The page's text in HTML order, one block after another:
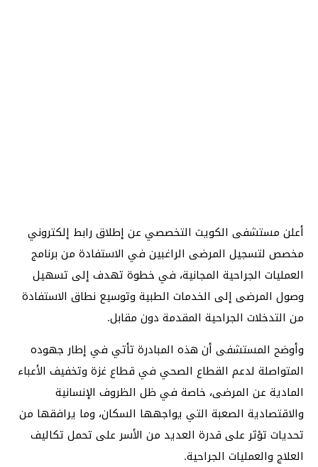
أعلن مستشفى الكويت التخصصي عن إطلاق رابط إلكتروني
مخصص لتسجيل المرضى الراغبين في الاستفادة من برنامج
العمليات الجراحية المجانية، في خطوة تهدف إلى تسهيل
وصول المرضى إلى الخدمات الطبية وتوسيع نطاق الاستفادة
من التدخلات الجراحية المقدمة دون مقابل.
وأوضح المستشفى أن هذه المبادرة تأتي في إطار جهوده
المتواصلة لدعم القطاع الصحي في قطاع غزة وتخفيف الأعباء
المادية عن المرضى، خاصة في ظل الظروف الإنسانية
والاقتصادية الصعبة التي يواجهها السكان، وما يرافقها من
تحديات تؤثر على قدرة العديد من الأسر على تحمل تكاليف
العلاج والعمليات الجراحية.